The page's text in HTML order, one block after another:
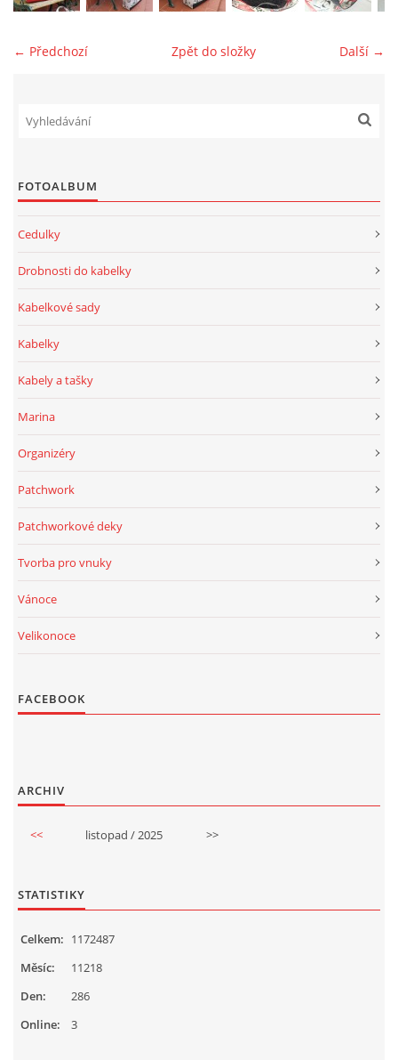
← Předchozí Další →
Zpět do složky
FOTOALBUM
Cedulky
Drobnosti do kabelky
Kabelkové sady
Kabelky
Kabely a tašky
Marina
Organizéry
Patchwork
Patchworkové deky
Tvorba pro vnuky
Vánoce
Velikonoce
FACEBOOK
ARCHIV
<< listopad / 2025 >>
STATISTIKY
Online: 3
Celkem: 1172487
Měsíc:
11218
Den:
286